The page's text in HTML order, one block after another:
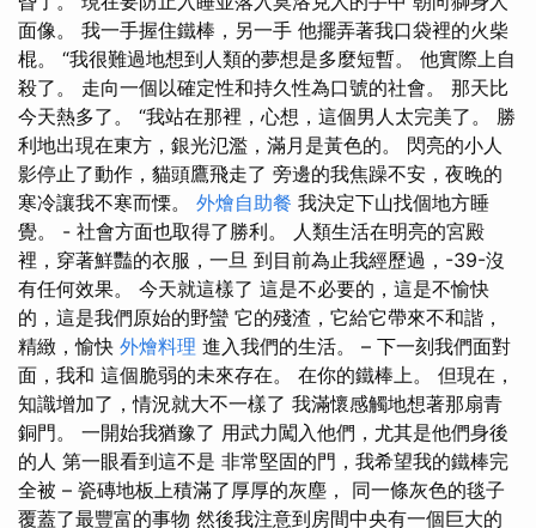
面像。 我一手握住鐵棒，另一手 他擺弄著我口袋裡的火柴
棍。 “我很難過地想到人類的夢想是多麼短暫。 他實際上自
殺了。 走向一個以確定性和持久性為口號的社會。 那天比
今天熱多了。 “我站在那裡，心想，這個男人太完美了。 勝
利地出現在東方，銀光氾濫，滿月是黃色的。 閃亮的小人
影停止了動作，貓頭鷹飛走了 旁邊的我焦躁不安，夜晚的
寒冷讓我不寒而慄。 外燴自助餐 我決定下山找個地方睡
覺。 - 社會方面也取得了勝利。 人類生活在明亮的宮殿
裡，穿著鮮豔的衣服，一旦 到目前為止我經歷過，-39-沒
有任何效果。 今天就這樣了 這是不必要的，這是不愉快
的，這是我們原始的野蠻 它的殘渣，它給它帶來不和諧，
精緻，愉快 外燴料理 進入我們的生活。 – 下一刻我們面對
面，我和 這個脆弱的未來存在。 在你的鐵棒上。 但現在，
知識增加了，情況就大不一樣了 我滿懷感觸地想著那扇青
銅門。 一開始我猶豫了 用武力闖入他們，尤其是他們身後
的人 第一眼看到這不是 非常堅固的門，我希望我的鐵棒完
全被 – 瓷磚地板上積滿了厚厚的灰塵， 同一條灰色的毯子
覆蓋了最豐富的事物 然後我注意到房間中央有一個巨大的